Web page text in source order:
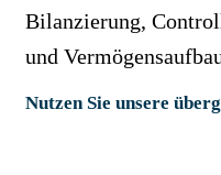
Bilanzierung,
und
Nutzen Sie unsere